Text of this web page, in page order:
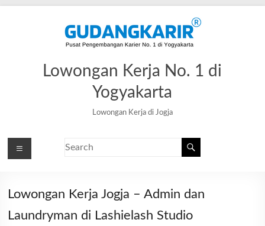
Lowongan Kerja No. 1 di
Yogyakarta
Lowongan Kerja di Jogja
Lowongan Kerja Jogja – Admin dan
Laundryman di Lashielash Studio